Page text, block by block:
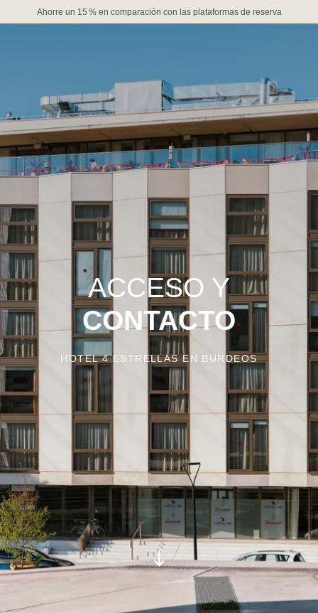
Ahorre un 15 % en comparación con las plataformas de reserva
ACCESO Y
CONTACTO
HOTEL 4 ESTRELLAS EN BURDEOS